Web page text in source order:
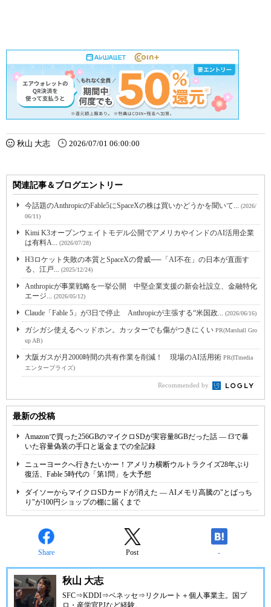
秋山 大志 2026/07/01 06:00:00
関連記事＆ブログエントリー
今話題のAnthropicのFable5にSpaceXの株は買いかどうかを聞いて... (2026/
06/11)
Kimi K3オープンウェイトモデル公開でアメリカやインドのAI活用企業
は有料A... (2026/07/28)
H3ロケット失敗の本質とSpaceXの脅威──「AI不在」の日本が直面す
る、江戸... (2025/12/24)
Anthropicが事業戦略を一挙公開 中堅企業支援の新会社設立、金融特化
エージ... (2026/05/12)
Claude「Fable 5」が3日で停止 Anthropicが主張する“米国政... (2026/06/16)
ガシガシ使えるヘッドホン。カッターでも傷がつきにくい PR(Marshall Gro
up AB)
大阪ガスが月2000時間の共有作業を削減！ 現場のAI活用術 PR(ITmedia
エンタープライズ)
Recommended by
最新の投稿
Amazonで買った256GBのマイクロSDが実容量8GBだった話 ― f3で暴
いた容量偽装の手口と返金までの全記録
ニューヨークへ行きたいかー！アメリカ横断ウルトラクイズ28年ぶり
復活、Fable 5時代の「第1問」を大予想
ダイソーからマイクロSDカードが消えた ― AIメモリ高騰の"とばっち
り"が100円ショップの棚に届くまで
Share Post -
秋山 大志
SFC⇒KDDI⇒ベネッセ⇒リクルート＋個人事業主。国プ
ロ・産学官PJなど経験。